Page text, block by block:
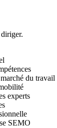
du travail
experts
SEMO